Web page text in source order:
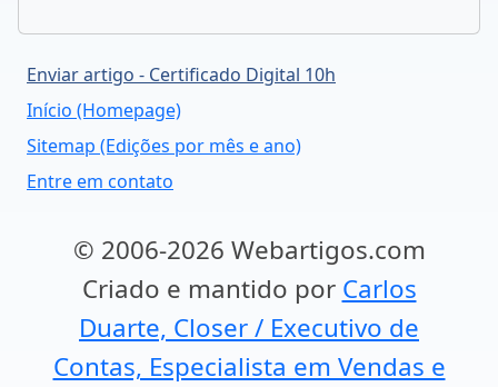
Enviar artigo - Certificado Digital 10h
Início (Homepage)
Sitemap (Edições por mês e ano)
Entre em contato
© 2006-2026 Webartigos.com
Criado e mantido por Carlos
Duarte, Closer / Executivo de
Contas, Especialista em Vendas e